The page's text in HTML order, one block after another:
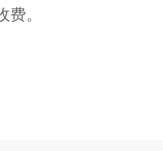
费。